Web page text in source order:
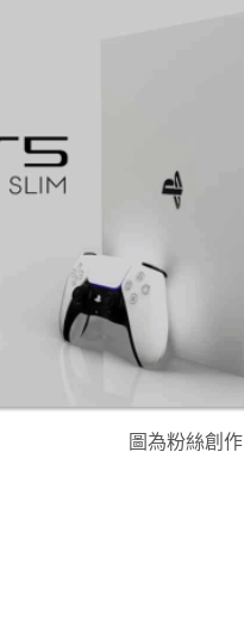
圖為粉絲創作